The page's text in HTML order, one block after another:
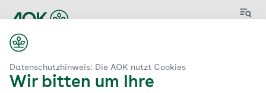
Datenschutzhinweis: Die AOK nutzt Cookies
Wir bitten um Ihre